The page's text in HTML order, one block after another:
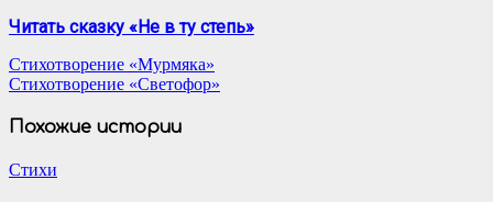
Читать сказку «Не в ту степь»
Навигация
по
записям
Стихотворение «Мурмяка»
Стихотворение «Светофор»
Похожие истории
Стихи